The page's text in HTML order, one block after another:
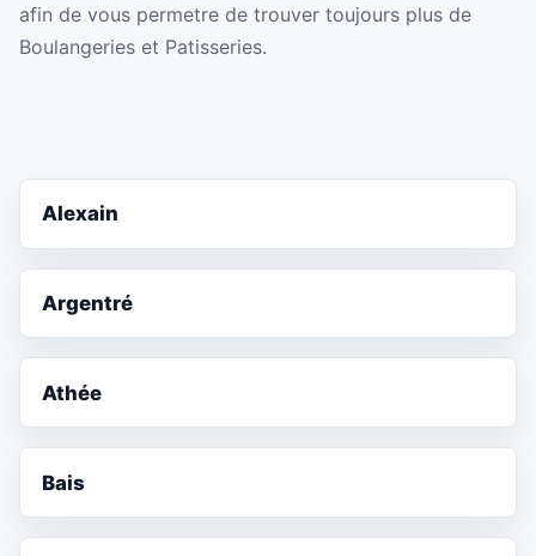
afin de vous permetre de trouver toujours plus de
Boulangeries et Patisseries.
Alexain
Argentré
Athée
Bais